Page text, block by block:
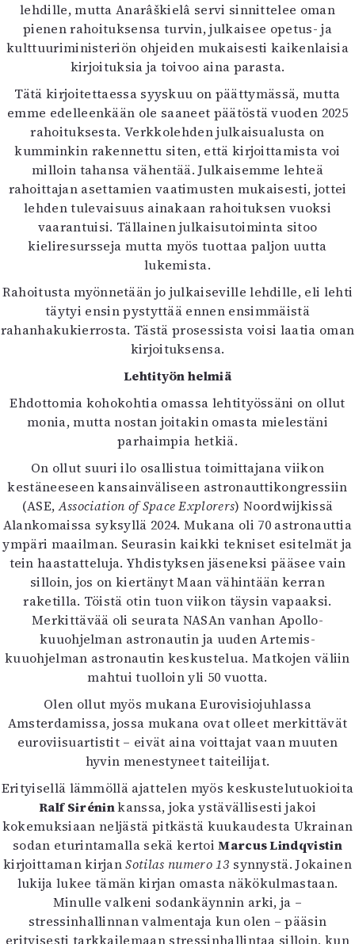
lehdille, mutta Anarâškielâ servi sinnittelee oman
pienen rahoituksensa turvin, julkaisee opetus- ja
kulttuuriministeriön ohjeiden mukaisesti kaikenlaisia
kirjoituksia ja toivoo aina parasta.
Tätä kirjoitettaessa syyskuu on päättymässä, mutta
emme edelleenkään ole saaneet päätöstä vuoden 2025
rahoituksesta. Verkkolehden julkaisualusta on
kumminkin rakennettu siten, että kirjoittamista voi
milloin tahansa vähentää. Julkaisemme lehteä
rahoittajan asettamien vaatimusten mukaisesti, jottei
lehden tulevaisuus ainakaan rahoituksen vuoksi
vaarantuisi. Tällainen julkaisutoiminta sitoo
kieliresursseja mutta myös tuottaa paljon uutta
lukemista.
Rahoitusta myönnetään jo julkaiseville lehdille, eli lehti
täytyi ensin pystyttää ennen ensimmäistä
rahanhakukierrosta. Tästä prosessista voisi laatia oman
kirjoituksensa.
Lehtityön helmiä
Ehdottomia kohokohtia omassa lehtityössäni on ollut
monia, mutta nostan joitakin omasta mielestäni
parhaimpia hetkiä.
On ollut suuri ilo osallistua toimittajana viikon
kestäneeseen kansainväliseen astronauttikongressiin
(ASE,Association of Space Explorers) Noordwijkissä
Alankomaissa syksyllä 2024. Mukana oli 70 astronauttia
ympäri maailman. Seurasin kaikki tekniset esitelmät ja
tein haastatteluja. Yhdistyksen jäseneksi pääsee vain
silloin, jos on kiertänyt Maan vähintään kerran
raketilla. Töistä otin tuon viikon täysin vapaaksi.
Merkittävää oli seurata NASAn vanhan Apollo-
kuuohjelman astronautin ja uuden Artemis-
kuuohjelman astronautin keskustelua. Matkojen väliin
mahtui tuolloin yli 50 vuotta.
Olen ollut myös mukana Eurovisiojuhlassa
Amsterdamissa, jossa mukana ovat olleet merkittävät
euroviisuartistit – eivät aina voittajat vaan muuten
hyvin menestyneet taiteilijat.
Erityisellä lämmöllä ajattelen myös keskustelutuokioita
Ralf Siréninkanssa, joka ystävällisesti jakoi
kokemuksiaan neljästä pitkästä kuukaudesta Ukrainan
sodan eturintamalla sekä kertoiMarcus Lindqvistin
kirjoittaman kirjanSotilas numero 13 synnystä. Jokainen
lukija lukee tämän kirjan omasta näkökulmastaan.
Minulle valkeni sodankäynnin arki, ja –
stressinhallinnan valmentaja kun olen – pääsin
erityisesti tarkkailemaan stressinhallintaa silloin, kun